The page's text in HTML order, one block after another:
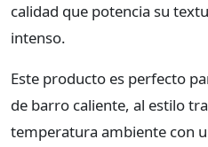
calidad que potencia su
intenso.
Este producto es perfecto
de barro caliente, al estilo
temperatura ambiente con